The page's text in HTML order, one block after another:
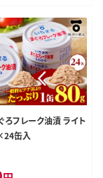
ろフレーク油漬 ライト
缶入